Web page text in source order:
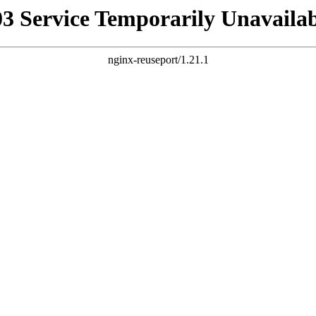
Service Temporarily
nginx-reuseport/1.21.1